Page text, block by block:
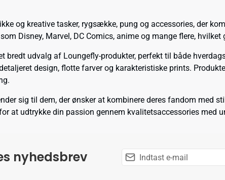
og kreative tasker, rygsække, pung og accessories, der
Disney, Marvel, DC Comics, anime og mange flere,
bredt udvalg af Loungefly-produkter, perfekt til både
design, flotte farver og karakteristiske prints.
sig til dem, der ønsker at kombinere deres fandom med
at udtrykke din passion gennem kvalitetsaccessories med
nyhedsbrev